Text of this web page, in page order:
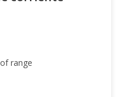
range